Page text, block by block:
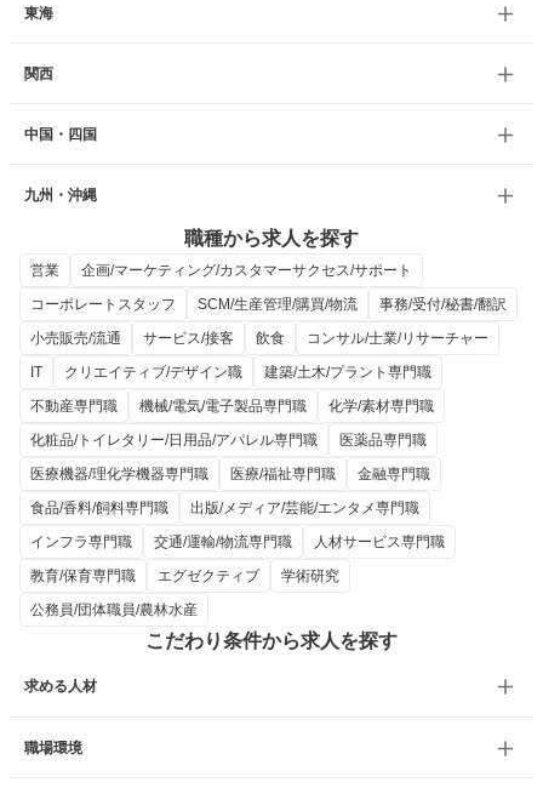
東海
関西
中国・四国
九州・沖縄
職種から求人を探す
営業
企画/マーケティング/カスタマーサクセス/サポート
コーポレートスタッフ
SCM/生産管理/購買/物流
事務/受付/秘書/翻訳
小売販売/流通
サービス/接客 飲食
コンサル/士業/リサーチャー
IT
クリエイティブ/デザイン職
建築/土木/プラント専門職
不動産専門職
機械/電気/電子製品専門職
化学/素材専門職
化粧品/トイレタリー/日用品/アパレル専門職
医薬品専門職
医療機器/理化学機器専門職
医療/福祉専門職
金融専門職
食品/香料/飼料専門職
出版/メディア/芸能/エンタメ専門職
インフラ専門職
交通/運輸/物流専門職
人材サービス専門職
教育/保育専門職
エグゼクティブ
学術研究
公務員/団体職員/農林水産
こだわり条件から求人を探す
求める人材
職場環境